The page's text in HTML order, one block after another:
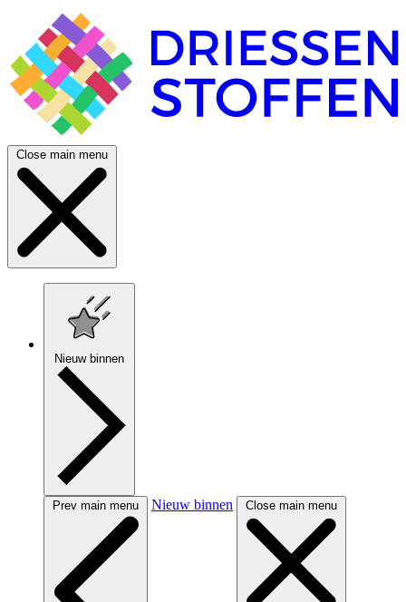
Close main menu
Nieuw binnen
Prev main menu Nieuw binnen Close main menu